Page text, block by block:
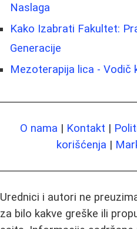
Naslaga
Kako Izabrati Fakultet:
Generacije
Mezoterapija lica -
O nama | Kontakt |
korišćenja |
Urednici i autori ne
za bilo kakve greške ili